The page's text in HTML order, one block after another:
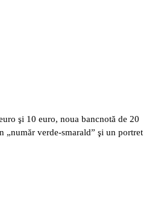
şi 10 euro, noua bancnotă de 20
„număr verde-smarald” şi un portret